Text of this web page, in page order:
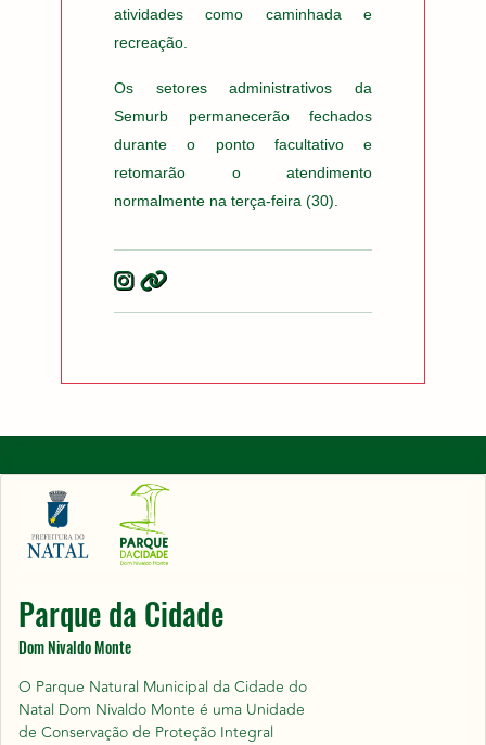
atividades como caminhada e
recreação.
Os setores administrativos da
Semurb permanecerão fechados
durante o ponto facultativo e
retomarão o atendimento
normalmente na terça-feira (30).
Parque da Cidade
Dom Nivaldo Monte
O Parque Natural Municipal da Cidade do
Natal Dom Nivaldo Monte é uma Unidade
de Conservação de Proteção Integral